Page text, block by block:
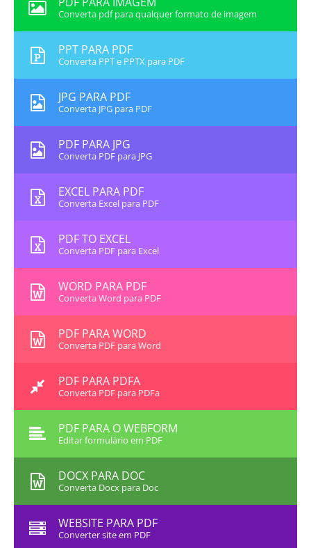
Converta pdf para qualquer formato de imagem
PPT PARA PDF
Converta PPT e PPTX para PDF
JPG PARA PDF
Converta JPG para PDF
PDF PARA JPG
Converta PDF para JPG
EXCEL PARA PDF
Converta Excel para PDF
PDF TO EXCEL
Converta PDF para Excel
WORD PARA PDF
Converta Word para PDF
PDF PARA WORD
Converta PDF para Word
PDF PARA PDFA
Converta PDF para PDFa
PDF PARA O WEBFORM
Editar formulário em PDF
DOCX PARA DOC
Converta Docx para Doc
WEBSITE PARA PDF
Converter site em PDF